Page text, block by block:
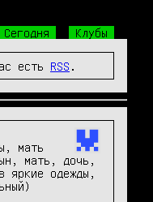
Сегодня Клубы
есть RSS
мать
мать, дочь,
одежды,